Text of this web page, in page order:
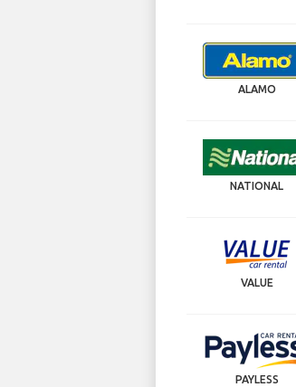
ALAMO
NATIONAL
VALUE
PAYLESS